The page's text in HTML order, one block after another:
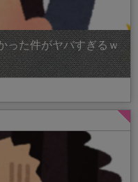
った件がヤバすぎるｗ